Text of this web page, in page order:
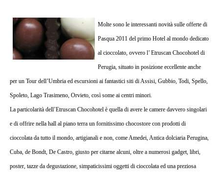
CHOCOHOTEL
DI
L’UNICO
DEDICATO
AL
Molte sono le interessanti novità sulle offerte di
Pasqua 2011 del primo Hotel al mondo dedicato
al cioccolato, ovvero l’ Etruscan Chocohotel di
Perugia, situato in posizione eccellente anche
per un Tour dell’Umbria ed escursioni ai fantastici siti di Assisi, Gubbio, Todi, Spello,
Spoleto, Lago Trasimeno, Orvieto, così some ai centri minori.
La particolarità dell’Etruscan Chocohotel è quella di avere le camere davvero singolari
e di offrire nella hall al piano terra un fornitissimo chocostore con prodotti di
cioccolata da tutto il mondo, artigianali e non, come Amedei, Antica dolciaria Perugina,
Cuba, de Bondt, De Castro, giusto per citarne alcuni, oltre a numerosi gadget, libri,
poster, tazze da degustazione, simpaticissimi oggetti di cioccolata ed una preziosa